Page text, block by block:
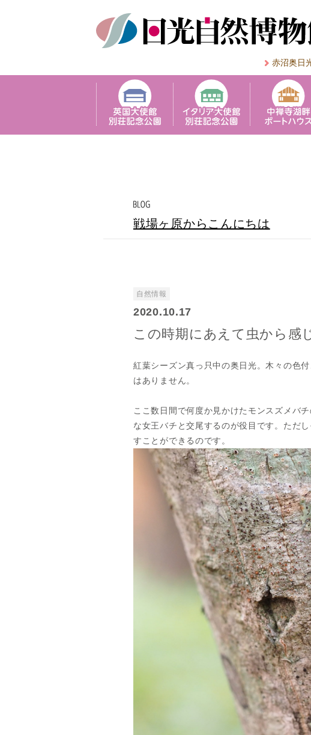
赤沼奥日
戦場ヶ原からこんにちは
自然情報
2020.10.17
この時期にあえて虫から感
紅葉シーズン真っ只中の奥日光。木々の色
はありません。
ここ数日間で何度か見かけたモンスズメバ
な女王バチと交尾するのが役目です。ただ
すことができるのです。